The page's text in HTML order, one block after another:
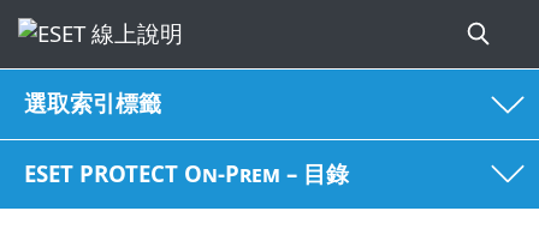
選取索引標籤
ESET PROTECT On-Prem – 目錄